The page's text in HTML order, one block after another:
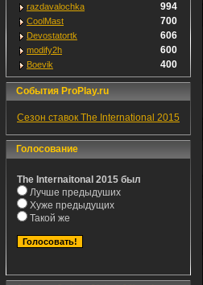
razdavalochka 994
CoolMast 700
Devostatortk 606
modify2h 600
Boevik 400
События ProPlay.ru
Сезон ставок The International 2015
Голосование
The Internaitonal 2015 был
Лучше предыдуших
Хуже предыдущих
Такой же